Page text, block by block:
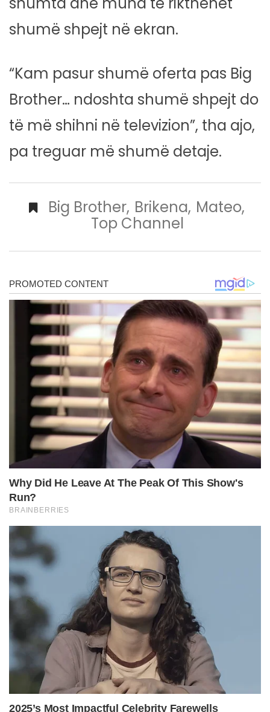
shumë shpejt në ekran.
“Kam pasur shumë oferta pas Big
Brother… ndoshta shumë shpejt do
të më shihni në televizion”, tha ajo,
pa treguar më shumë detaje.
Big Brother, Brikena, Mateo,
Top Channel